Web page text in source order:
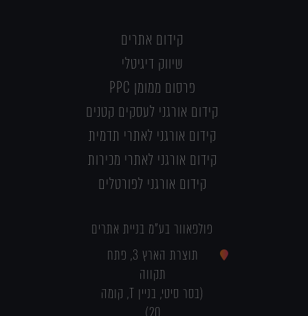
קידום אתרים
שיווק דיגיטלי
פרסום ממומן PPC
קידום אורגני לעסקים קטנים
קידום אורגני לאתרי תדמית
קידום אורגני לאתרי מכירות
קידום אורגני לפורטלים
פולפאוור בע"מ בניית אתרים
תוצרת הארץ 3, פתח
תקווה
(בסר סיטי, בניין T, קומה